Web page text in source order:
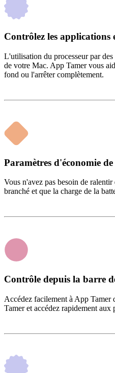
Contrôlez les applications
L'utilisation du processeur par
de votre Mac. App Tamer vous
fond ou l'arrêter complètement.
Paramètres d'économie
Vous n'avez pas besoin de
branché et que la charge de la
Contrôle depuis la barre
Accédez facilement à App Tamer
Tamer et accédez rapidement aux